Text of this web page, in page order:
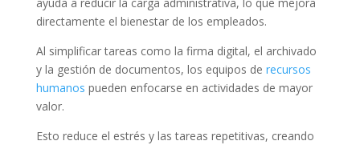
directamente el bienestar de los empleados.
Al simplificar tareas como la firma digital, el archivado
y la gestión de documentos, los equipos de recursos
humanos pueden enfocarse en actividades de mayor
valor.
Esto reduce el estrés y las tareas repetitivas, creando